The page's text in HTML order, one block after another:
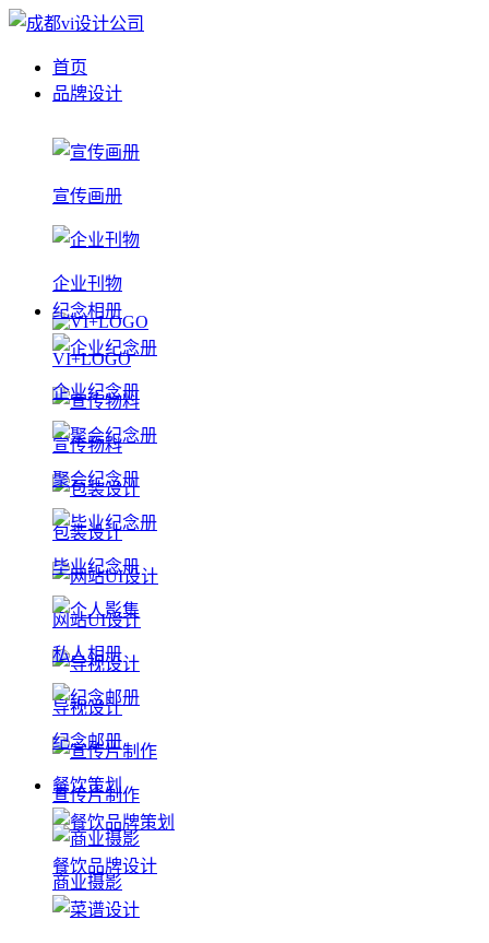
首页
品牌设计
宣传画册
企业刊物
VI+LOGO
宣传物料
包装设计
网站UI设计
导视设计
宣传片制作
商业摄影
纪念相册
企业纪念册
聚会纪念册
毕业纪念册
私人相册
纪念邮册
餐饮策划
餐饮品牌设计